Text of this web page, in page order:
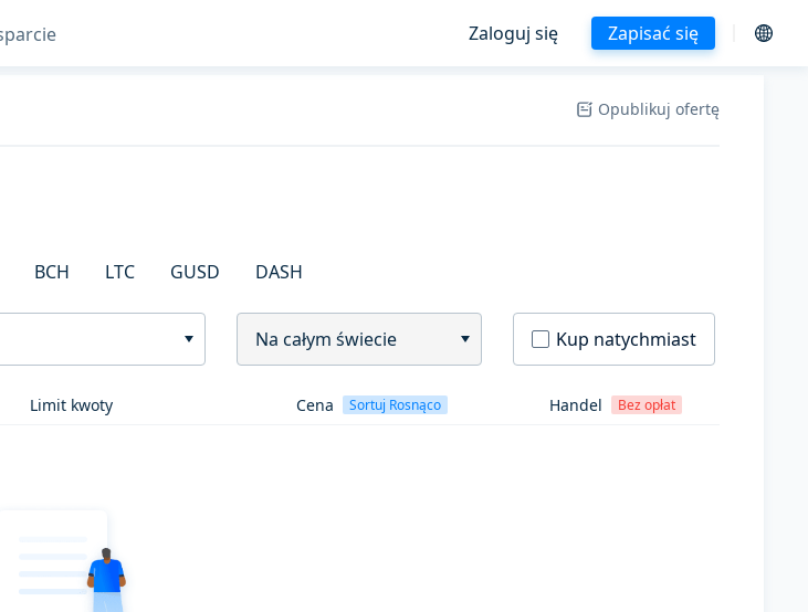
Zaloguj się Zapisać się
Opublikuj ofertę
BCH LTC GUSD DASH
Na całym świecie Kup natychmiast
Limit kwoty Cena Sortuj Rosnąco Handel Bez opłat